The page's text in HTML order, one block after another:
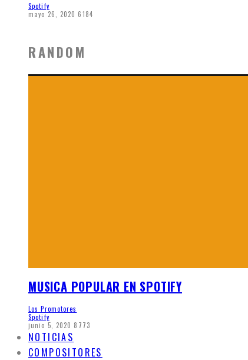
Spotify
mayo 26, 2020 6184
RANDOM
MUSICA POPULAR EN SPOTIFY
Los Promotores
Spotify
junio 5, 2020 8773
NOTICIAS
COMPOSITORES